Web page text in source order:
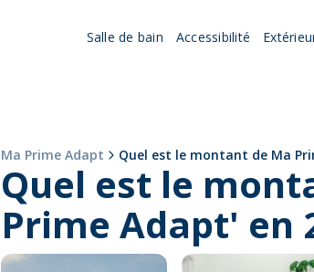
Salle de bain Accessibilité
Ma Prime Adapt Quel est le montant de Ma
Quel est le
Prime Adapt' en